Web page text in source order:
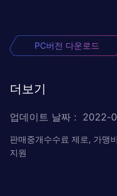
PC버전 다운로드
더보기
업데이트 날짜 : 2022-
판매중개수수료 제로, 가맹
지원